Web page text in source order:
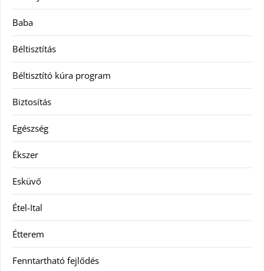
Baba
Béltisztítás
Béltisztító kúra program
Biztosítás
Egészség
Ékszer
Esküvő
Étel-Ital
Étterem
Fenntartható fejlődés